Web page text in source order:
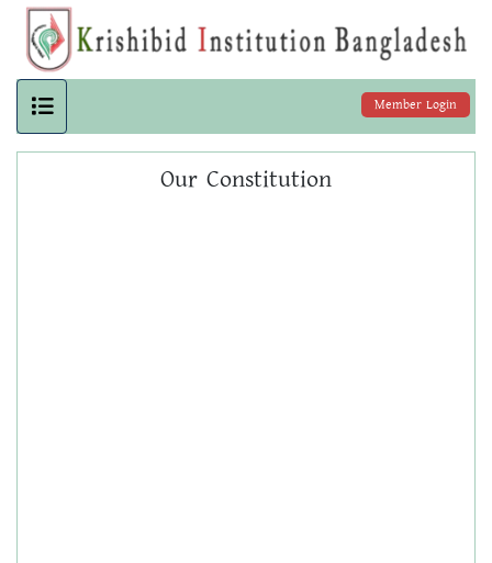
Member Login
Our Constitution